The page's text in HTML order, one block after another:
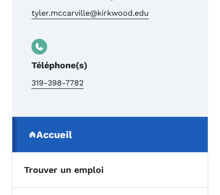
tyler.mccarville@kirkwood.edu
Téléphone(s)
319-398-7782
Accueil
(parent section)
Trouver un emploi